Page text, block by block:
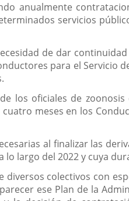
anualmente
servicios
de dar
para el Servicio
los oficiales de
meses en los
al finalizar las
largo del 2022 y cuya
colectivos con
ese Plan de la